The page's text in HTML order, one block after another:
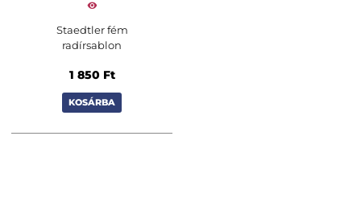
Staedtler fém
radírsablon
1 850 Ft
KOSÁRBA